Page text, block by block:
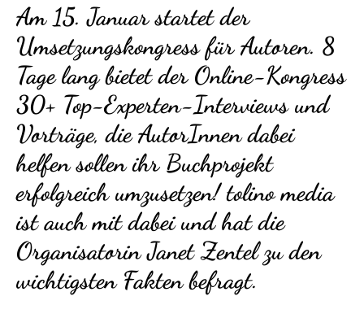
Am 15. Januar startet der
Umsetzungskongress für Autoren. 8
Tage lang bietet der Online-Kongress
30+ Top-Experten-Interviews und
Vorträge, die AutorInnen dabei
helfen sollen ihr Buchprojekt
erfolgreich umzusetzen! tolino media
ist auch mit dabei und hat die
Organisatorin Janet Zentel zu den
wichtigsten Fakten befragt.